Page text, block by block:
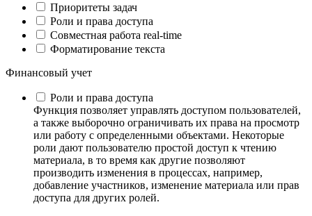
Приоритеты задач
Роли и права доступа
Совместная работа real-time
Форматирование текста
Финансовый учет
Роли и права доступа
Функция позволяет управлять доступом пользователей,
а также выборочно ограничивать их права на просмотр
или работу с определенными объектами. Некоторые
роли дают пользователю простой доступ к чтению
материала, в то время как другие позволяют
производить изменения в процессах, например,
добавление участников, изменение материала или прав
доступа для других ролей.